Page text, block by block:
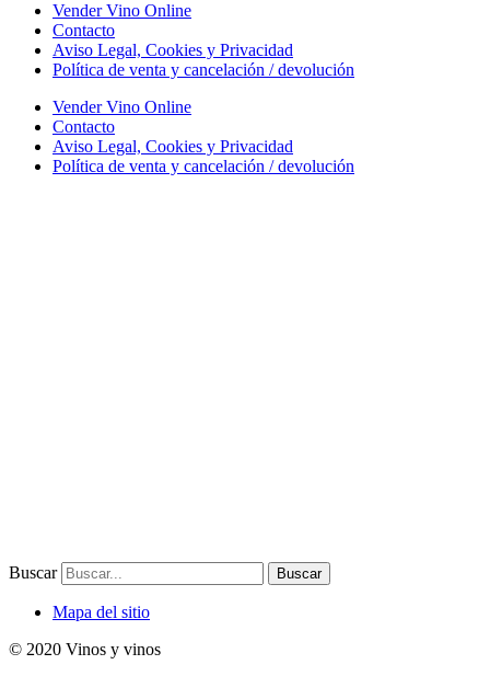
Vender Vino Online
Contacto
Aviso Legal, Cookies y Privacidad
Política de venta y cancelación / devolución
Vender Vino Online
Contacto
Aviso Legal, Cookies y Privacidad
Política de venta y cancelación / devolución
Buscar Buscar
Mapa del sitio
© 2020 Vinos y vinos